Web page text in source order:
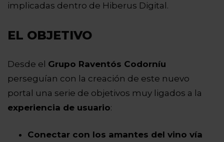
implicadas dentro de Hiberus Digital.
EL OBJETIVO
Desde el Grupo Raventós Codorníu
perseguían con la creación de este nuevo
portal una serie de objetivos muy ligados a la
experiencia de usuario:
Conectar con los amantes del vino vía